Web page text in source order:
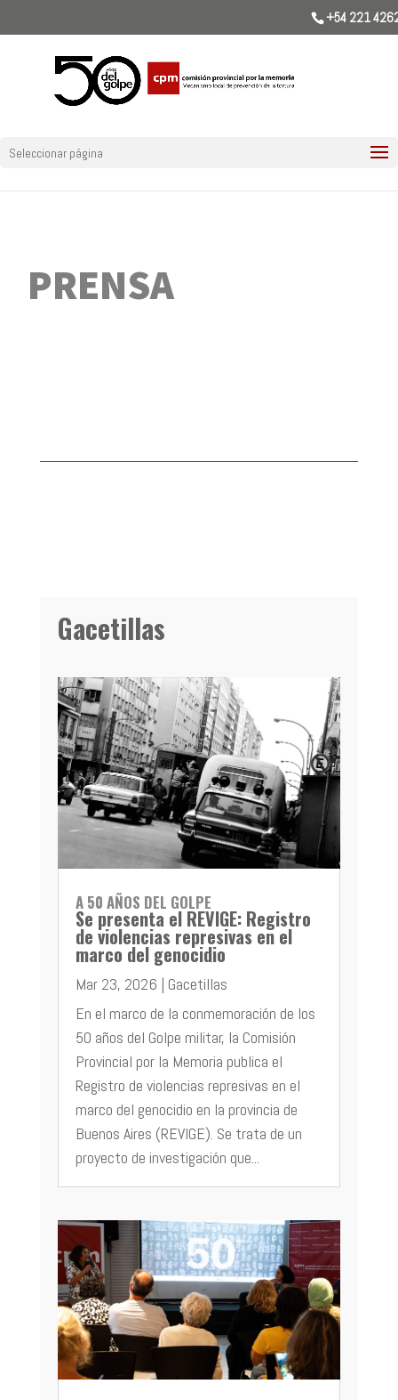
+54 221
Seleccionar página
PRENSA
Gacetillas
A 50 AÑOS DEL GOLPE
Se presenta el REVIGE: Registro
de violencias represivas en el
marco del genocidio
Mar 23, 2026 | Gacetillas
En el marco de la conmemoración de los
50 años del Golpe militar, la Comisión
Provincial por la Memoria publica el
Registro de violencias represivas en el
marco del genocidio en la provincia de
Buenos Aires (REVIGE). Se trata de un
proyecto de investigación que...